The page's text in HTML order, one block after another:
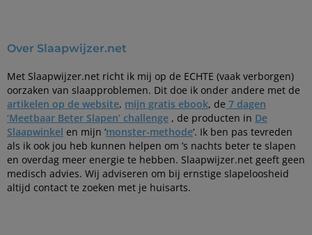
Over Slaapwijzer.net
Met Slaapwijzer.net richt ik mij op de ECHTE (vaak verborgen)
oorzaken van slaapproblemen. Dit doe ik onder andere met de
artikelen op de website, mijn gratis ebook, de 7 dagen
‘Meetbaar Beter Slapen’ challenge , de producten in De
Slaapwinkel en mijn ‘monster-methode‘. Ik ben pas tevreden
als ik ook jou heb kunnen helpen om ’s nachts beter te slapen
en overdag meer energie te hebben. Slaapwijzer.net geeft geen
medisch advies. Wij adviseren om bij ernstige slapeloosheid
altijd contact te zoeken met je huisarts.